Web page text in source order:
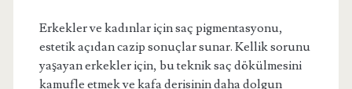
Erkekler ve kadınlar için saç pigmentasyonu,
estetik açıdan cazip sonuçlar sunar. Kellik sorunu
yaşayan erkekler için, bu teknik saç dökülmesini
kamufle etmek ve kafa derisinin daha dolgun